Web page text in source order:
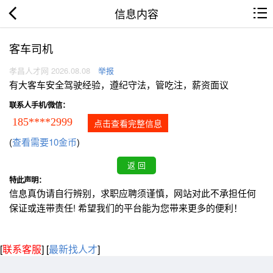
信息内容
客车司机
孝昌人才网 2026.08.08 举报
有大客车安全驾驶经验，遵纪守法，管吃注，薪资面议
联系人手机/微信：
185****2999 点击查看完整信息
(查看需要10金币)
特此声明：
信息真伪请自行辨别，求职应聘须谨慎，网站对此不承担任何
保证或连带责任! 希望我们的平台能为您带来更多的便利！
[联系客服] [最新找人才]